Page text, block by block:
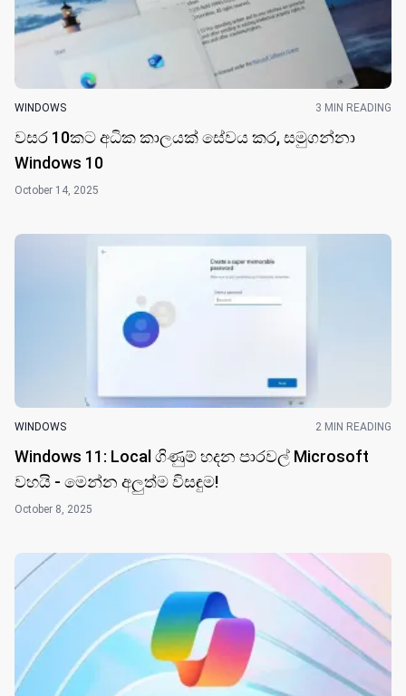
WINDOWS 3 MIN READING
වසර 10කට අධික කාලයක් සේවය කර, සමුගන්නා
Windows 10
October 14, 2025
WINDOWS 2 MIN READING
Windows 11: Local ගිණුම් හදන පාරවල් Microsoft
වහයි - මෙන්න අලුත්ම විසඳුම!
October 8, 2025